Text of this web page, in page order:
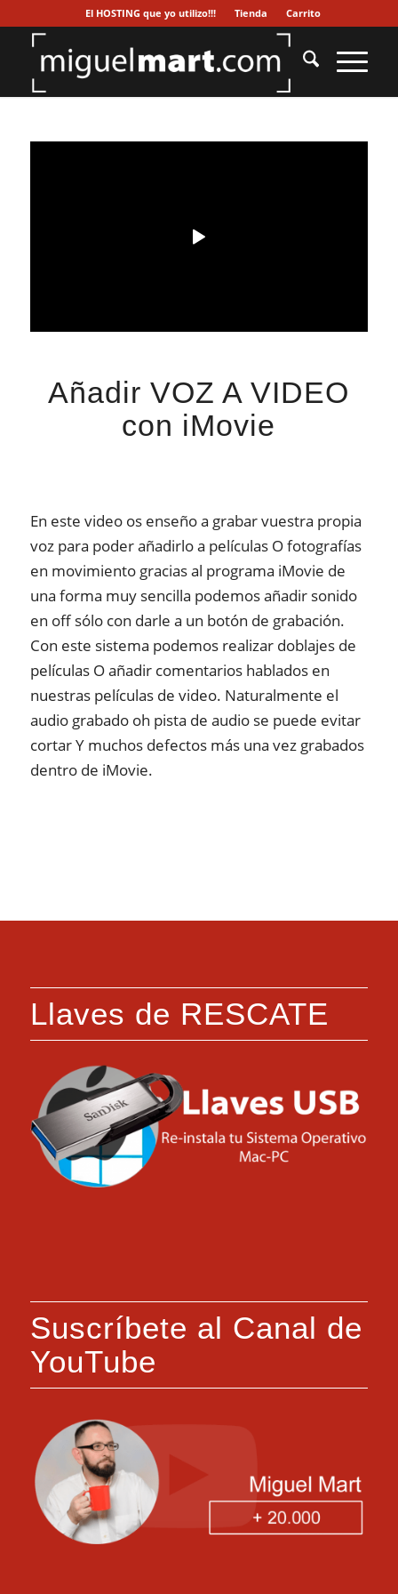
El HOSTING que yo utilizo!!! Tienda Carrito
Añadir VOZ A VIDEO
con iMovie
En este video os enseño a grabar vuestra propia
voz para poder añadirlo a películas O fotografías
en movimiento gracias al programa iMovie de
una forma muy sencilla podemos añadir sonido
en off sólo con darle a un botón de grabación.
Con este sistema podemos realizar doblajes de
películas O añadir comentarios hablados en
nuestras películas de video. Naturalmente el
audio grabado oh pista de audio se puede evitar
cortar Y muchos defectos más una vez grabados
dentro de iMovie.
Llaves de RESCATE
Suscríbete al Canal de
YouTube